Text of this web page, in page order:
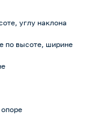
углу наклона
по высоте, ширине